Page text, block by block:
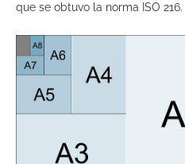
que se obtuvo la norma ISO 216.